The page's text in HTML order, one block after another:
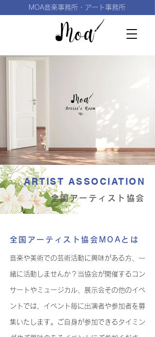
MOA音楽事務所・アート事務所
ARTIST ASSOCIATION
全国アーティスト協会
全国アーティスト協会MOAとは
音楽や美術での芸術活動に興味がある方、一
緒に活動しませんか？当協会が開催するコン
サートやミュージカル、展示会その他のイベ
ントでは、イベント毎に出演者や参加者を募
集いたします。ご自身が参加できるタイミン